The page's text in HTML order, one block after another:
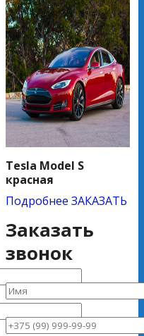
Tesla Model S
красная
Подробнее ЗАКАЗАТЬ
Заказать
звонок